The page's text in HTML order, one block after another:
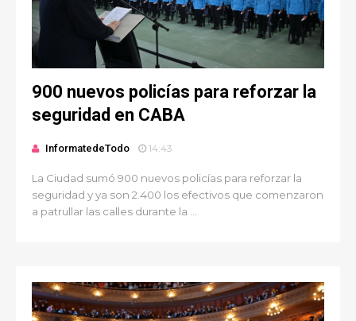
900 nuevos policías para reforzar la
seguridad en CABA
InformatedeTodo 14:43
La Ciudad sumó 900 nuevos policías para reforzar la
seguridad y ya son 2.400 los efectivos que comenzaron
a patrullar las calles durante la ...